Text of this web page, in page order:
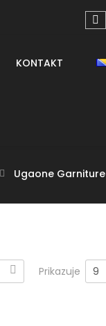
KONTAKT
Ugaone Garniture
Prikazuje 9